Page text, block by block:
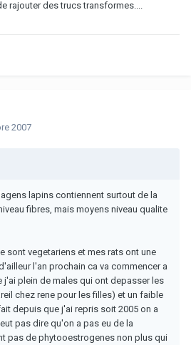
rajouter des trucs transformes....
2007
lapins contiennent surtout de la
fibres, mais moyens niveau qualite
sont vegetariens et mes rats ont une
l'an prochain ca va commencer a
plein de males qui ont depasser les
chez rene pour les filles) et un faible
depuis que j'ai repris soit 2005 on a
pas dire qu'on a pas eu de la
pas de phytooestrogenes non plus qui